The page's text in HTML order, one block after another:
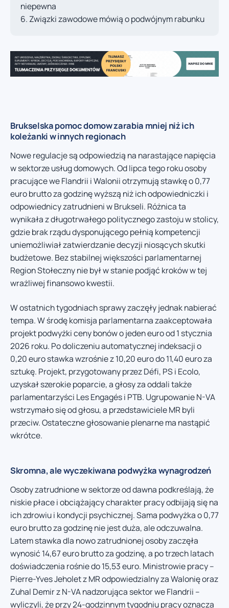
niepewna
Związki zawodowe mówią o podwójnym rabunku
Brukselska pomoc domow zarabia mniej niż ich
koleżanki w innych regionach
Nowe regulacje są odpowiedzią na narastające napięcia
w sektorze usług domowych. Od lipca tego roku osoby
pracujące we Flandrii i Walonii otrzymują stawkę o 0,77
euro brutto za godzinę wyższą niż ich odpowiedniczki i
odpowiednicy zatrudnieni w Brukseli. Różnica ta
wynikała z długotrwałego politycznego zastoju w stolicy,
gdzie brak rządu dysponującego pełnią kompetencji
uniemożliwiał zatwierdzanie decyzji niosących skutki
budżetowe. Bez stabilnej większości parlamentarnej
Region Stołeczny nie był w stanie podjąć kroków w tej
wrażliwej finansowo kwestii.
W ostatnich tygodniach sprawy zaczęły jednak nabierać
tempa. W środę komisja parlamentarna zaakceptowała
projekt podwyżki ceny bonów o jeden euro od 1 stycznia
2026 roku. Po doliczeniu automatycznej indeksacji o
0,20 euro stawka wzrośnie z 10,20 euro do 11,40 euro za
sztukę. Projekt, przygotowany przez Défi, PS i Ecolo,
uzyskał szerokie poparcie, a głosy za oddali także
parlamentarzyści Les Engagés i PTB. Ugrupowanie N-VA
wstrzymało się od głosu, a przedstawiciele MR byli
przeciw. Ostateczne głosowanie plenarne ma nastąpić
wkrótce.
Skromna, ale wyczekiwana podwyżka wynagrodzeń
Osoby zatrudnione w sektorze od dawna podkreślają, że
niskie płace i obciążający charakter pracy odbijają się na
ich zdrowiu i kondycji psychicznej. Sama podwyżka o 0,77
euro brutto za godzinę nie jest duża, ale odczuwalna.
Latem stawka dla nowo zatrudnionej osoby zaczęła
wynosić 14,67 euro brutto za godzinę, a po trzech latach
doświadczenia rośnie do 15,53 euro. Ministrowie pracy –
Pierre-Yves Jeholet z MR odpowiedzialny za Walonię oraz
Zuhal Demir z N-VA nadzorująca sektor we Flandrii –
wyliczyli, że przy 24-godzinnym tygodniu pracy oznacza